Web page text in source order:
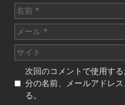
名
前
メ
ー
ル
サ
イ
次回のコメントで使用す
分の名前、メールアドレ
る。